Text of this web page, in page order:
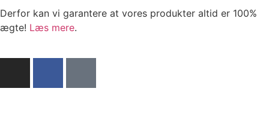
Derfor kan vi garantere at vores produkter altid er 100%
ægte! Læs mere.